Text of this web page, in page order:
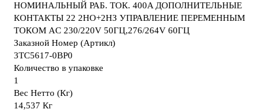
НОМИНАЛЬНЫЙ РАБ. ТОК. 400A ДОПОЛНИТЕЛЬНЫЕ
КОНТАКТЫ 22 2НО+2НЗ УПРАВЛЕНИЕ ПЕРЕМЕННЫМ
ТОКОМ AC 230/220V 50ГЦ,276/264V 60ГЦ
Заказной Номер (Артикл)
3TC5617-0BP0
Количество в упаковке
1
Вес Нетто (Кг)
14,537 Кг